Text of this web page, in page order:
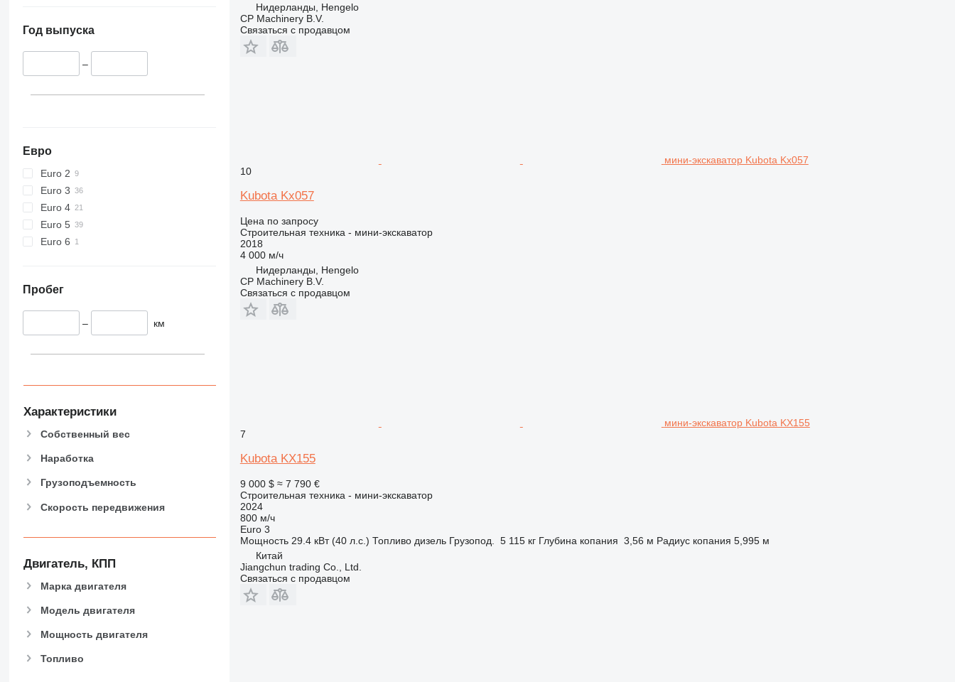
420
430
918
926
928
931
950
953
955
963
966
973
988
990
AP
C-series
Год выпуска
–
Евро
Euro 2
Euro 3
Euro 4
Euro 5
Euro 6
Пробег
– км
Характеристики
Собственный вес
Наработка
Грузоподъемность
Скорость передвижения
Двигатель, КПП
Марка двигателя
Модель двигателя
Мощность двигателя
Топливо
Нидерланды, Hengelo
CP Machinery B.V.
Связаться с продавцом
мини-экскаватор Kubota Kx057
10
Kubota Kx057
Цена по запросу
Строительная техника - мини-экскаватор
2018
4 000 м/ч
Нидерланды, Hengelo
CP Machinery B.V.
Связаться с продавцом
мини-экскаватор Kubota KX155
7
Kubota KX155
9 000 $ ≈ 7 790 €
Строительная техника - мини-экскаватор
2024
800 м/ч
Euro 3
Мощность 29.4 кВт (40 л.с.) Топливо дизель Грузопод. 5 115 кг Глубина копания 3,56 м Радиус копания 5,995 м
Китай
Jiangchun trading Co., Ltd.
Связаться с продавцом